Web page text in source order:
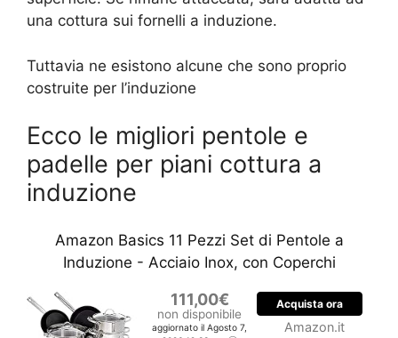
una cottura sui fornelli a induzione.
Tuttavia ne esistono alcune che sono proprio
costruite per l’induzione
Ecco le migliori pentole e
padelle per piani cottura a
induzione
Amazon Basics 11 Pezzi Set di Pentole a
Induzione - Acciaio Inox, con Coperchi
111,00€
non disponibile
aggiornato il Agosto 7,
Acquista ora
Amazon.it